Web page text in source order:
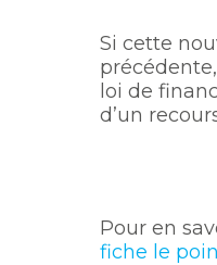
Si cette
loi de
d’un
Pour en
fiche le